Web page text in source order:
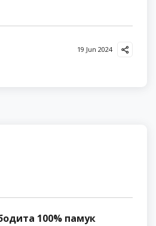
19 Jun 2024
100% памук